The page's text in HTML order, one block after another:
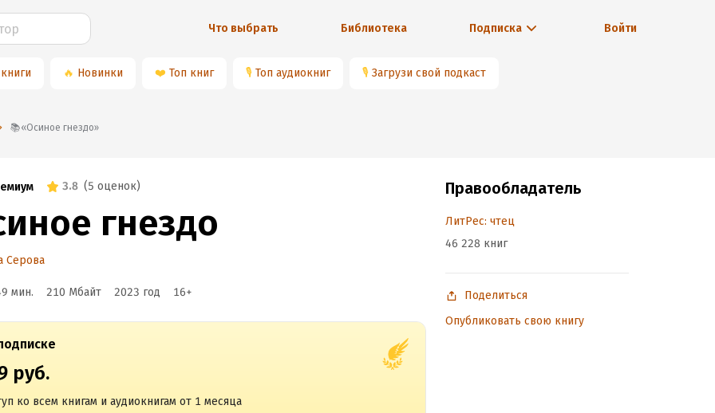
Что выбрать Библиотека Подписка Войти
🔥 Новинки ❤️ Топ книг 🎙 Топ аудиокниг 🎙 Загрузи свой подкаст
📚«Осиное гнездо»
3.8 (5 оценок)
гнездо
Серова
мин. 210 Мбайт 2023 год 16+
руб.
ко всем книгам и аудиокнигам от 1 месяца
Правообладатель
ЛитРес: чтец
46 228 книг
Поделиться
Опубликовать свою книгу